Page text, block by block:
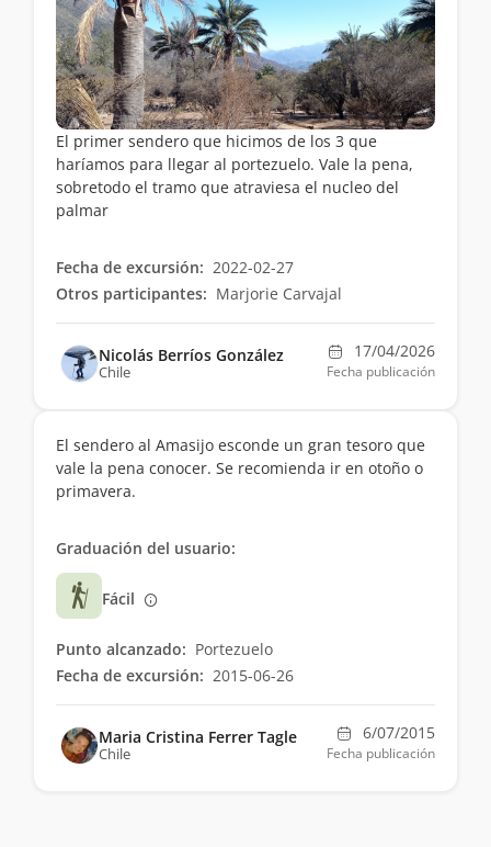
El primer sendero que hicimos de los 3 que
haríamos para llegar al portezuelo. Vale la pena,
sobretodo el tramo que atraviesa el nucleo del
palmar
Fecha de excursión: 2022-02-27
Otros participantes: Marjorie Carvajal
Nicolás Berríos González
Chile
17/04/2026
Fecha publicación
El sendero al Amasijo esconde un gran tesoro que
vale la pena conocer. Se recomienda ir en otoño o
primavera.
Graduación del usuario:
Fácil
Punto alcanzado: Portezuelo
Fecha de excursión: 2015-06-26
Maria Cristina Ferrer Tagle
Chile
6/07/2015
Fecha publicación